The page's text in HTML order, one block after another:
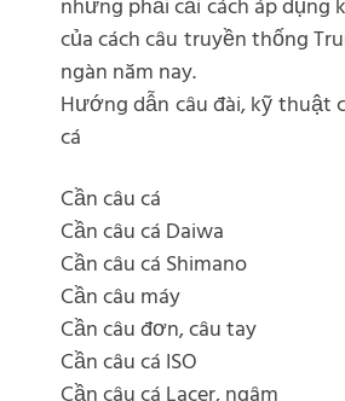
nhưng phải cải cách áp
của cách câu truyền thống
ngàn năm nay.
Hướng dẫn câu đài, kỹ thuật
cá
Cần câu cá
Cần câu cá Daiwa
Cần câu cá Shimano
Cần câu máy
Cần câu đơn, câu tay
Cần câu cá ISO